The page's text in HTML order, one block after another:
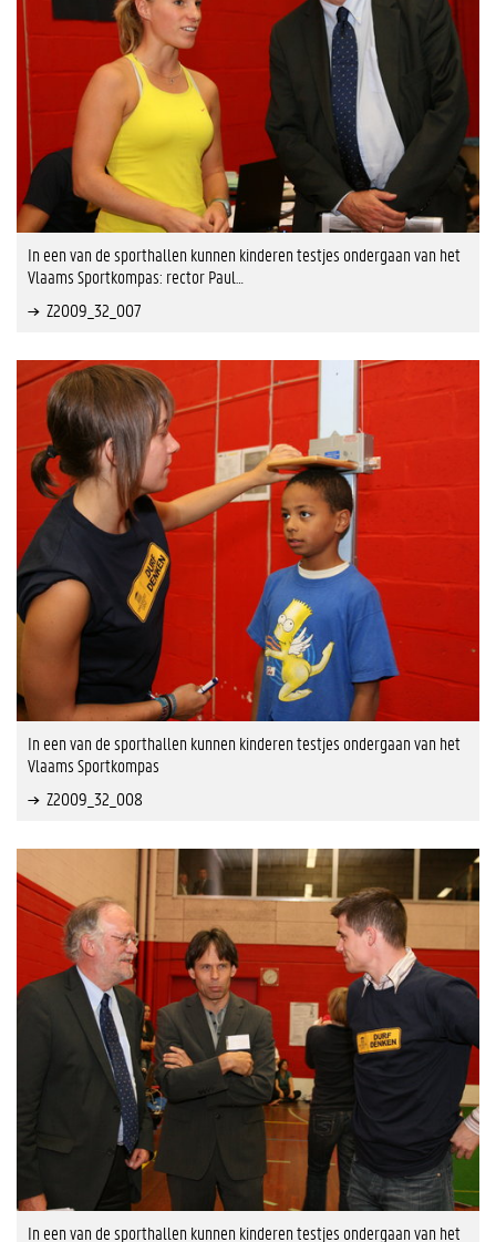
In een van de sporthallen kunnen kinderen testjes ondergaan van het
Vlaams Sportkompas: rector Paul…
Z2009_32_007
In een van de sporthallen kunnen kinderen testjes ondergaan van het
Vlaams Sportkompas
Z2009_32_008
In een van de sporthallen kunnen kinderen testjes ondergaan van het